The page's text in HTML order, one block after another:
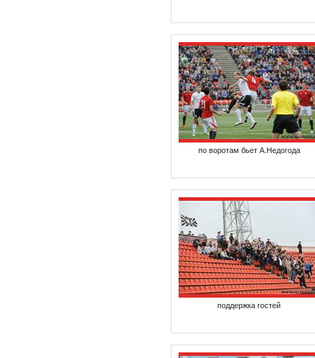
по воротам бьет А.Недогода
поддержка гостей